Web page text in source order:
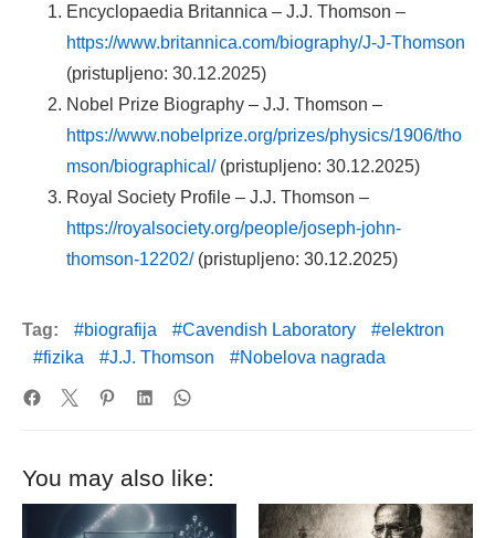
Encyclopaedia Britannica – J.J. Thomson –
https://www.britannica.com/biography/J-J-Thomson
(pristupljeno: 30.12.2025)
Nobel Prize Biography – J.J. Thomson –
https://www.nobelprize.org/prizes/physics/1906/tho
mson/biographical/(pristupljeno: 30.12.2025)
Royal Society Profile – J.J. Thomson –
https://royalsociety.org/people/joseph-john-
thomson-12202/(pristupljeno: 30.12.2025)
Tag: biografija Cavendish Laboratory
elektron
fizika
J.J. Thomson Nobelova nagrada
You may also like: